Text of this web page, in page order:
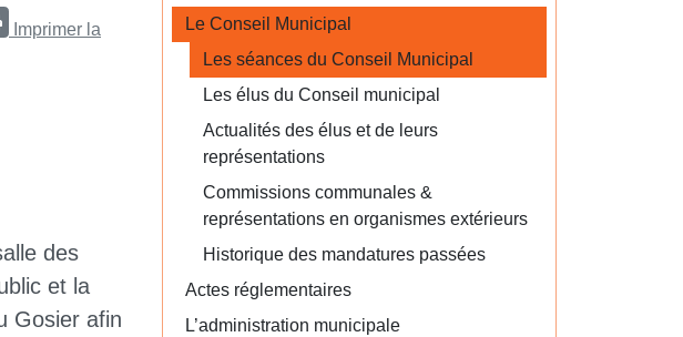
Imprimer la
des
et la
Gosier afin
Le Conseil Municipal
Les séances du Conseil Municipal
Les élus du Conseil municipal
Actualités des élus et de leurs
représentations
Commissions communales &
représentations en organismes extérieurs
Historique des mandatures passées
Actes réglementaires
L’administration municipale